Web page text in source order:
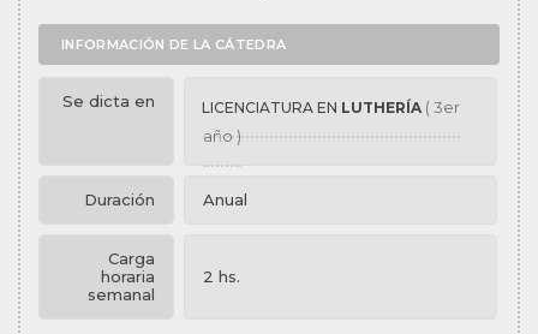
INFORMACIÓN DE LA CÁTEDRA
Se dicta en LICENCIATURA EN LUTHERÍA( 3er
año )
Duración Anual
Carga
horaria
semanal
2 hs.